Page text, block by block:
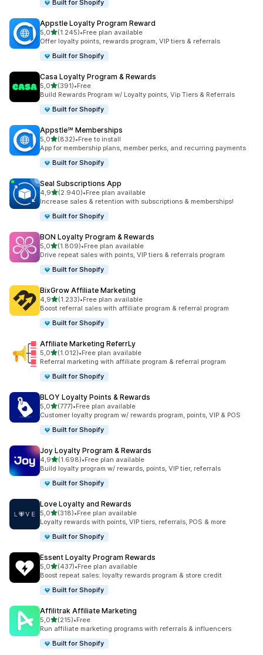
Built for Shopify
Appstle Loyalty Program Reward
5,0de 5 estrelas
(1.245)
1245 total de avaliações
•Free plan available
Offer loyalty points, rewards program, VIP tiers & referrals
Built for Shopify
Casa Loyalty Program & Rewards
5,0de 5 estrelas
(391)
391 total de avaliações
•Free
Build Rewards Program w/ Loyalty points, Vip Tiers & Referrals
Built for Shopify
Appstle℠ Memberships
5,0de 5 estrelas
(832)
832 total de avaliações
•Free to install
App for membership plans, member perks, and recurring payments
Built for Shopify
Seal Subscriptions App
4,9de 5 estrelas
(2.940)
2940 total de avaliações
•Free plan available
Increase sales & retention with subscriptions & memberships!
Built for Shopify
BON Loyalty Program & Rewards
5,0de 5 estrelas
(1.809)
1809 total de avaliações
•Free plan available
Drive repeat sales with points, VIP tiers & referrals program
Built for Shopify
BixGrow Affiliate Marketing
4,9de 5 estrelas
(1.233)
1233 total de avaliações
•Free plan available
Boost referral sales with affiliate program & referral program
Built for Shopify
Affiliate Marketing ReferrLy
5,0de 5 estrelas
(1.012)
1012 total de avaliações
•Free plan available
Referral marketing with affiliate program & referral program
Built for Shopify
BLOY Loyalty Points & Rewards
5,0de 5 estrelas
(777)
777 total de avaliações
•Free plan available
Customer loyalty program w/ rewards program, points, VIP & POS
Built for Shopify
Joy Loyalty Program & Rewards
4,9de 5 estrelas
(1.698)
1698 total de avaliações
•Free plan available
Build loyalty program w/ rewards, points, VIP tier, referrals
Built for Shopify
Love Loyalty and Rewards
5,0de 5 estrelas
(318)
318 total de avaliações
•Free plan available
Loyalty rewards with points, VIP tiers, referrals, POS & more
Built for Shopify
Essent Loyalty Program Rewards
5,0de 5 estrelas
(437)
437 total de avaliações
•Free plan available
Boost repeat sales: loyalty rewards program & store credit
Built for Shopify
Affilitrak Affiliate Marketing
5,0de 5 estrelas
(215)
215 total de avaliações
•Free
Run affiliate marketing programs with referrals & influencers
Built for Shopify